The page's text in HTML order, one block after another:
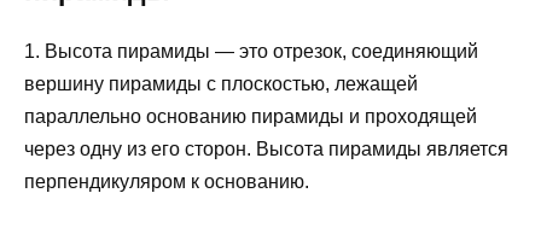
1. Высота пирамиды — это отрезок, соединяющий
вершину пирамиды с плоскостью, лежащей
параллельно основанию пирамиды и проходящей
через одну из его сторон. Высота пирамиды является
перпендикуляром к основанию.